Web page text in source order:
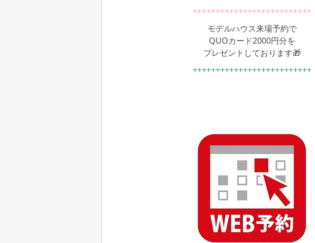
++++++++++++++++++++++++++
モデルハウス来場予約で
QUOカード2000円分を
プレゼントしております🎁
++++++++++++++++++++++++++